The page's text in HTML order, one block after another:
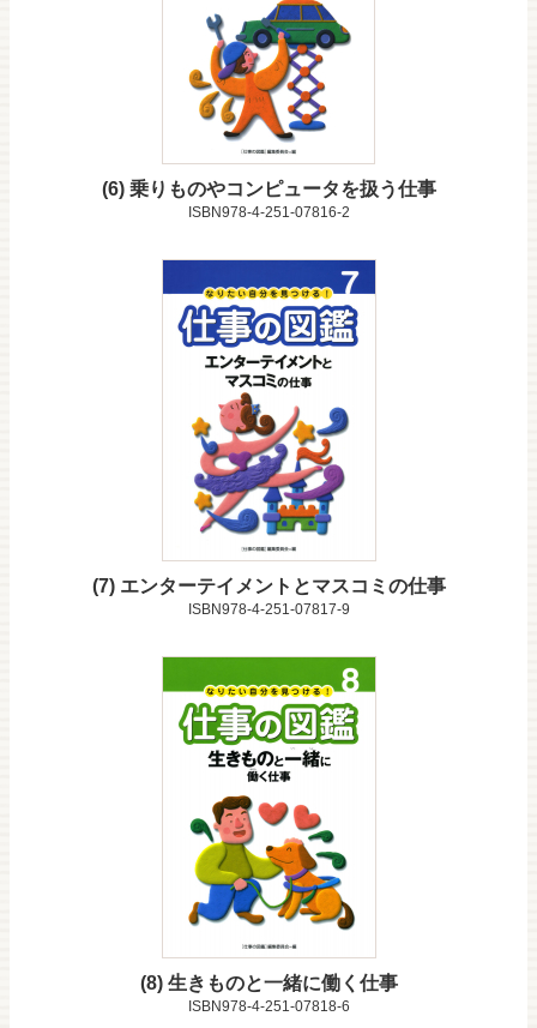
6 乗りものやコンピュータを扱う仕事
ISBN978-4-251-07816-2
7 エンターテイメントとマスコミの仕事
ISBN978-4-251-07817-9
8 生きものと一緒に働く仕事
ISBN978-4-251-07818-6